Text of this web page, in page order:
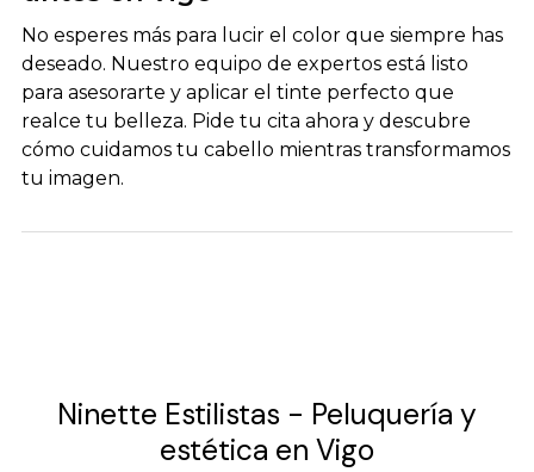
No esperes más para lucir el color que siempre has
deseado. Nuestro equipo de expertos está listo
para asesorarte y aplicar el tinte perfecto que
realce tu belleza. Pide tu cita ahora y descubre
cómo cuidamos tu cabello mientras transformamos
tu imagen.
Ninette Estilistas - Peluquería y
estética en Vigo